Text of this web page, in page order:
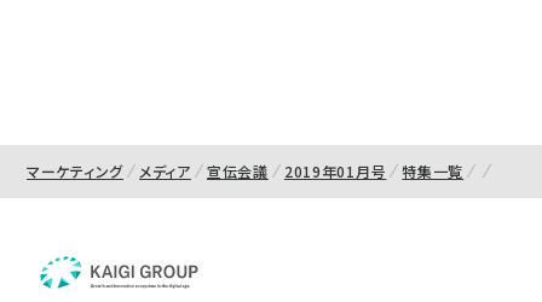
マーケティング メディア 宣伝会議 2019年01月号 特集一覧